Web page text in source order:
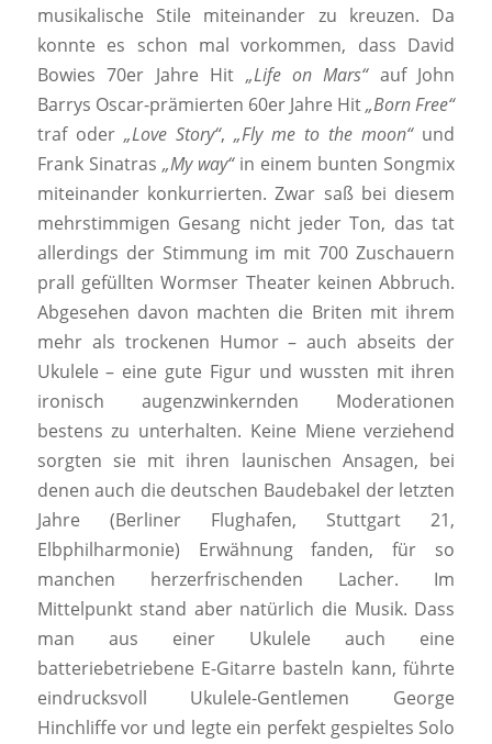
musikalische Stile miteinander zu kreuzen. Da
konnte es schon mal vorkommen, dass David
Bowies 70er Jahre Hit „Life on Mars“auf John
Barrys Oscar-prämierten 60er Jahre Hit„Born Free“
traf oder„Love Story“, „Fly me to the moon“und
Frank Sinatras „My way“in einem bunten Songmix
miteinander konkurrierten. Zwar saß bei diesem
mehrstimmigen Gesang nicht jeder Ton, das tat
allerdings der Stimmung im mit 700 Zuschauern
prall gefüllten Wormser Theater keinen Abbruch.
Abgesehen davon machten die Briten mit ihrem
mehr als trockenen Humor – auch abseits der
Ukulele – eine gute Figur und wussten mit ihren
ironisch augenzwinkernden Moderationen
bestens zu unterhalten. Keine Miene verziehend
sorgten sie mit ihren launischen Ansagen, bei
denen auch die deutschen Baudebakel der letzten
Jahre (Berliner Flughafen, Stuttgart 21,
Elbphilharmonie) Erwähnung fanden, für so
manchen herzerfrischenden Lacher. Im
Mittelpunkt stand aber natürlich die Musik. Dass
man aus einer Ukulele auch eine
batteriebetriebene E-Gitarre basteln kann, führte
eindrucksvoll Ukulele-Gentlemen George
Hinchliffe vor und legte ein perfekt gespieltes Solo